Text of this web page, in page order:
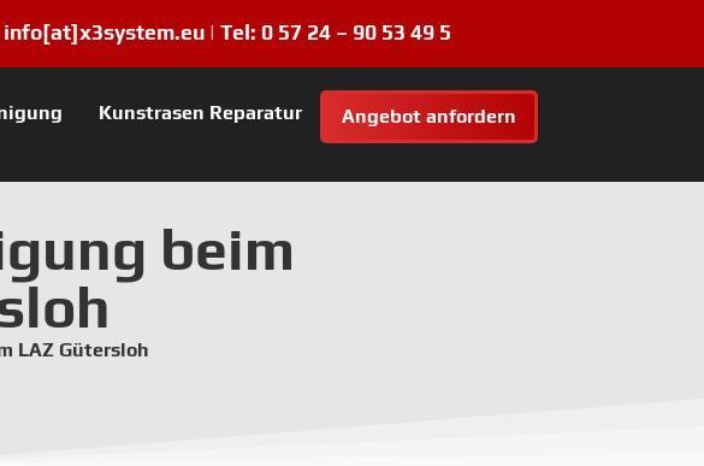
info[at]x3system.eu | Tel: 0 57 24 – 90 53 49 5
Kunstrasen Reparatur Angebot anfordern
beim
LAZ Gütersloh